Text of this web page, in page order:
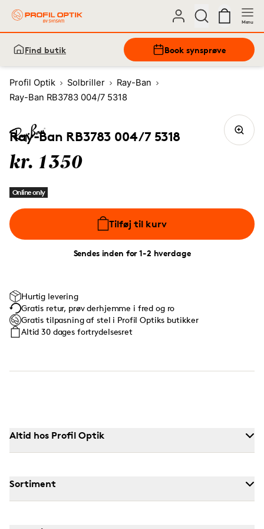
Menu
Find butik Book synsprøve
Profil Optik Solbriller
Ray-Ban
Ray-Ban RB3783 004/7 5318
Ray-Ban RB3783 004/7 5318
kr. 1350
Online only
Tilføj til kurv
Sendes inden for 1-2 hverdage
Hurtig levering
Gratis retur, prøv derhjemme i fred og ro
Gratis tilpasning af stel i Profil Optiks butikker
Altid 30 dages fortrydelsesret
Altid hos Profil Optik
Sortiment